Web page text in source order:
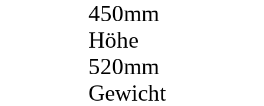
450mm
Höhe
520mm
Gewicht